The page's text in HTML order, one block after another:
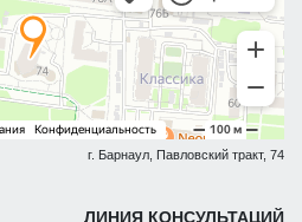
г. Барнаул, Павловский тракт, 74
ЛИНИЯ КОНСУЛЬТАЦИЙ